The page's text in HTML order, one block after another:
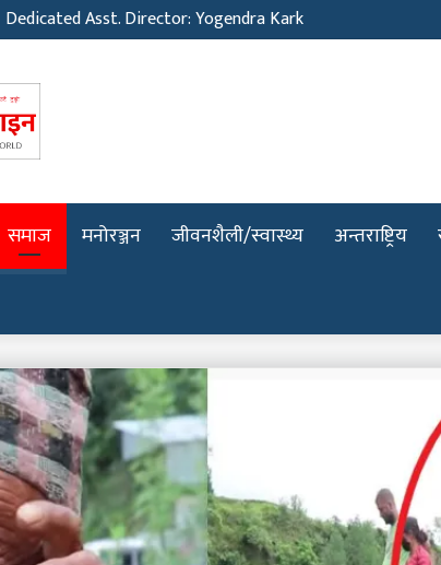
Emerging Film Writer: Sunil Neure
समाज मनोरञ्जन जीवनशैली/स्वास्थ्य अन्तराष्ट्रिय